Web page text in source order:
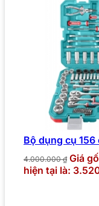
Bộ dụng cụ
4.000.000₫ Giá
hiện tại là: